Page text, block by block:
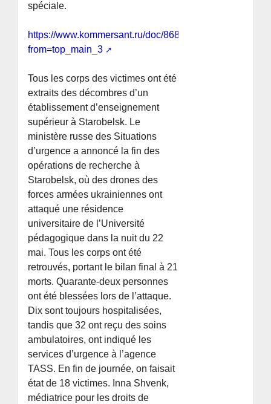
spéciale.
https://www.kommersant.ru/doc/8688744?
from=top_main_3
Tous les corps des victimes ont été
extraits des décombres d’un
établissement d’enseignement
supérieur à Starobelsk. Le
ministère russe des Situations
d’urgence a annoncé la fin des
opérations de recherche à
Starobelsk, où des drones des
forces armées ukrainiennes ont
attaqué une résidence
universitaire de l’Université
pédagogique dans la nuit du 22
mai. Tous les corps ont été
retrouvés, portant le bilan final à 21
morts. Quarante-deux personnes
ont été blessées lors de l’attaque.
Dix sont toujours hospitalisées,
tandis que 32 ont reçu des soins
ambulatoires, ont indiqué les
services d’urgence à l’agence
TASS. En fin de journée, on faisait
état de 18 victimes. Inna Shvenk,
médiatrice pour les droits de